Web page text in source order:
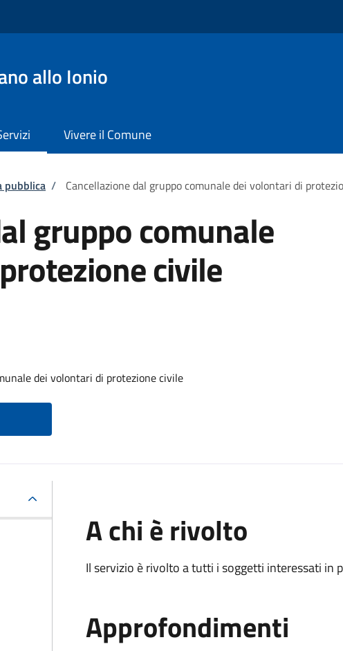
allo Ionio
Vivere il Comune
pubblica / Cancellazione dal gruppo comunale dei volontari di
gruppo comunale
civile
dei volontari di protezione civile
A chi è rivolto
Il servizio è rivolto a tutti i soggetti interessati in
Approfondimenti